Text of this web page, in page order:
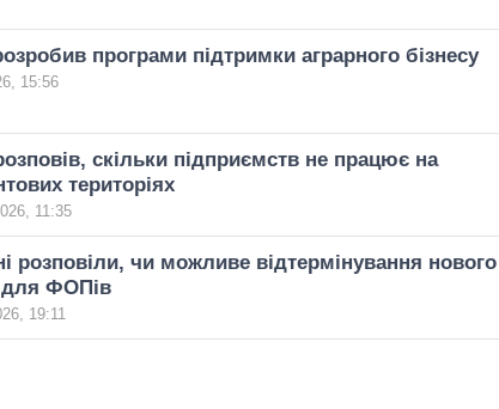
програми підтримки аграрного бізнесу
15:56
скільки підприємств не працює на
територіях
11:35
розповіли, чи можливе відтермінування нового
для ФОПів
19:11